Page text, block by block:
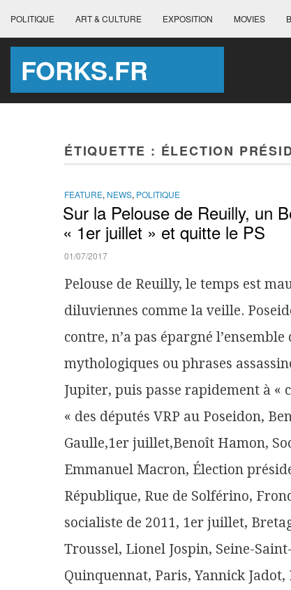
POLITIQUE ART & CULTURE EXPOSITION MOVIES
FORKS.FR
ÉTIQUETTE : ÉLECTION
FEATURE, NEWS, POLITIQUE
Sur la Pelouse de Reuilly, un
« 1er juillet » et quitte le PS
01/07/2017
Pelouse de Reuilly, le temps est
diluviennes comme la veille.
contre, n’a pas épargné
mythologiques ou phrases
Jupiter, puis passe rapidement à
« des députés VRP au Poseidon,
Gaulle,1er juillet,Benoît Hamon,
Emmanuel Macron, Élection
République, Rue de Solférino,
socialiste de 2011, 1er juillet,
Troussel, Lionel Jospin, Seine-
Quinquennat, Paris, Yannick